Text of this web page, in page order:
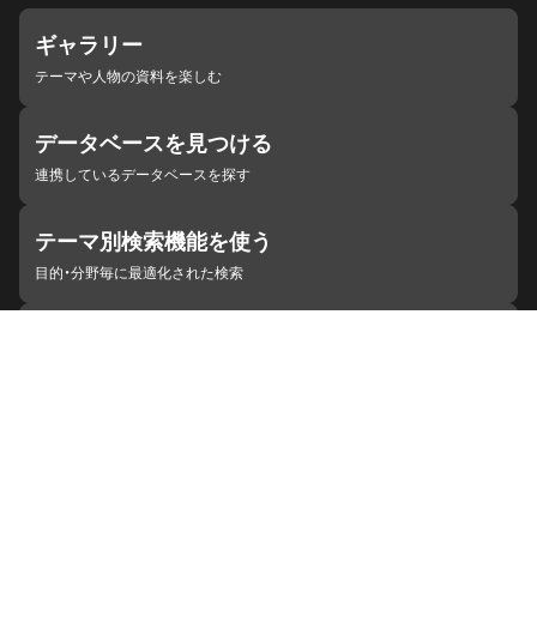
ギャラリー
テーマや人物の資料を楽しむ
データベースを見つける
連携しているデータベースを探す
テーマ別検索機能を使う
目的・分野毎に最適化された検索